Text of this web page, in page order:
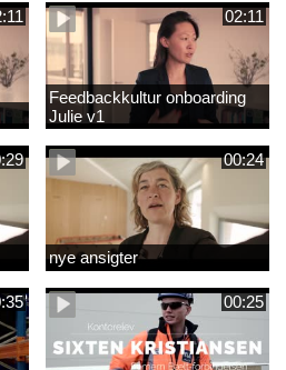
02:11
Feedbackkultur onboarding
Julie v1
00:24
nye ansigter
00:25